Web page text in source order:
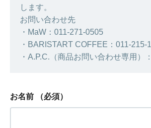
します。
お問い合わせ先
・MaW：011-271-0505
・BARISTART COFFEE：011-215-
・A.P.C.（商品お問い合わせ専用）
お名前 （必須）